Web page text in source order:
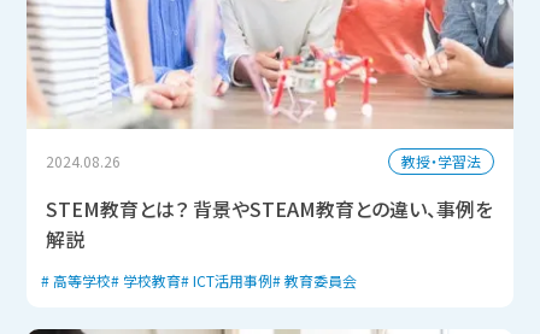
2024.08.26 教授・学習法
STEM教育とは？ 背景やSTEAM教育との違い、事例を
解説
高等学校 学校教育 ICT活用事例 教育委員会